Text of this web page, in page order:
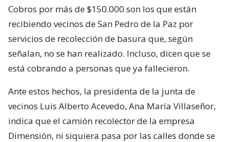
Cobros por más de $150.000 son los que están
recibiendo vecinos de San Pedro de la Paz por
servicios de recolección de basura que, según
señalan, no se han realizado. Incluso, dicen que se
está cobrando a personas que ya fallecieron.
Ante estos hechos, la presidenta de la junta de
vecinos Luis Alberto Acevedo, Ana María Villaseñor,
indica que el camión recolector de la empresa
Dimensión, ni siquiera pasa por las calles donde se